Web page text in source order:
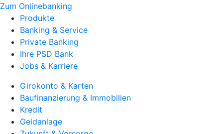
Zum Onlinebanking
Produkte
Banking & Service
Private Banking
Ihre PSD Bank
Jobs & Karriere
Girokonto & Karten
Baufinanzierung & Immobilien
Kredit
Geldanlage